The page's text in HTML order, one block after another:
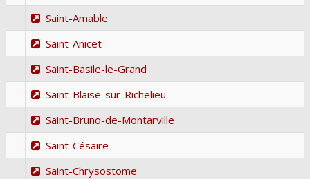
Saint-Amable
Saint-Anicet
Saint-Basile-le-Grand
Saint-Blaise-sur-Richelieu
Saint-Bruno-de-Montarville
Saint-Césaire
Saint-Chrysostome